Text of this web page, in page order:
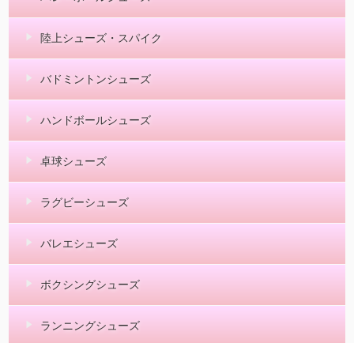
陸上シューズ・スパイク
バドミントンシューズ
ハンドボールシューズ
卓球シューズ
ラグビーシューズ
バレエシューズ
ボクシングシューズ
ランニングシューズ